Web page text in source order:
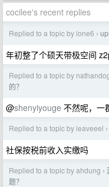
cocilee's recent replies
Replied to a topic by lone6 ›
年初整了个硕天带极空间
Replied to a topic by
的？
@shenyiyouge 不然呢，一
Replied to a topic by leaveeel ›
社保按税前收入实缴吗
Replied to a topic by ahdung ›
题？